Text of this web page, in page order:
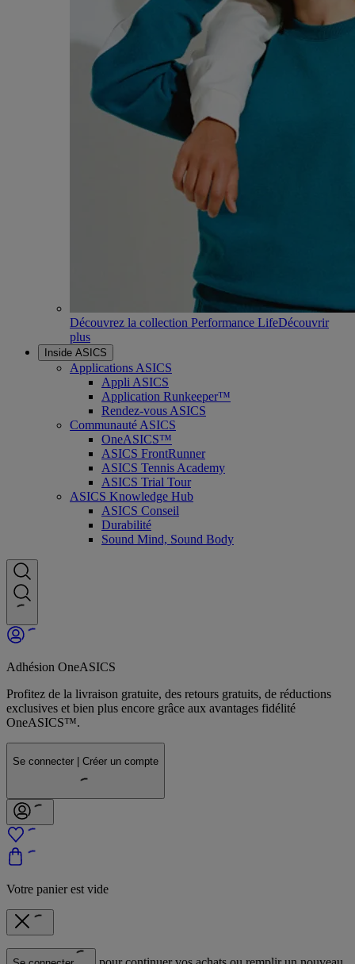
Découvrez la collection Performance LifeDécouvrir
plus
Inside ASICS
Applications ASICS
Appli ASICS
Application Runkeeper™
Rendez-vous ASICS
Communauté ASICS
OneASICS™
ASICS FrontRunner
ASICS Tennis Academy
ASICS Trial Tour
ASICS Knowledge Hub
ASICS Conseil
Durabilité
Sound Mind, Sound Body
Adhésion OneASICS
Profitez de la livraison gratuite, des retours gratuits, de réductions
exclusives et bien plus encore grâce aux avantages fidélité
OneASICS™.
Se connecter | Créer un compte
Votre panier est vide